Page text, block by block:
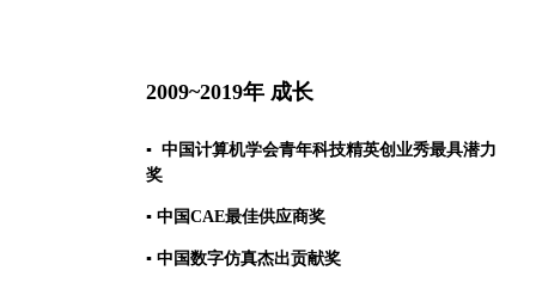
2009~2019年 成长
▪ 中国计算机学会青年科技精英创业秀最具潜力
奖
▪ 中国CAE最佳供应商奖
▪ 中国数字仿真杰出贡献奖